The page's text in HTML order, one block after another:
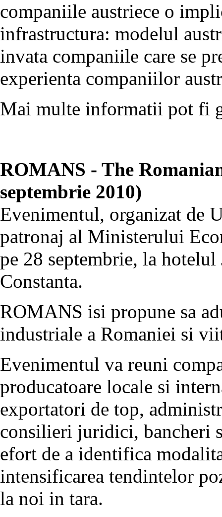
companiile austriece o
infrastructura: modelul
invata companiile care se
experienta companiilor
Mai multe informatii pot fi
ROMANS - The
septembrie 2010)
Evenimentul, organizat de
patronaj al Ministerului
pe 28 septembrie, la
Constanta.
ROMANS isi propune sa
industriale a Romaniei si
Evenimentul va reuni
producatoare locale si
exportatori de top,
consilieri juridici, bancheri
efort de a identifica
intensificarea tendintelor
la noi in tara.